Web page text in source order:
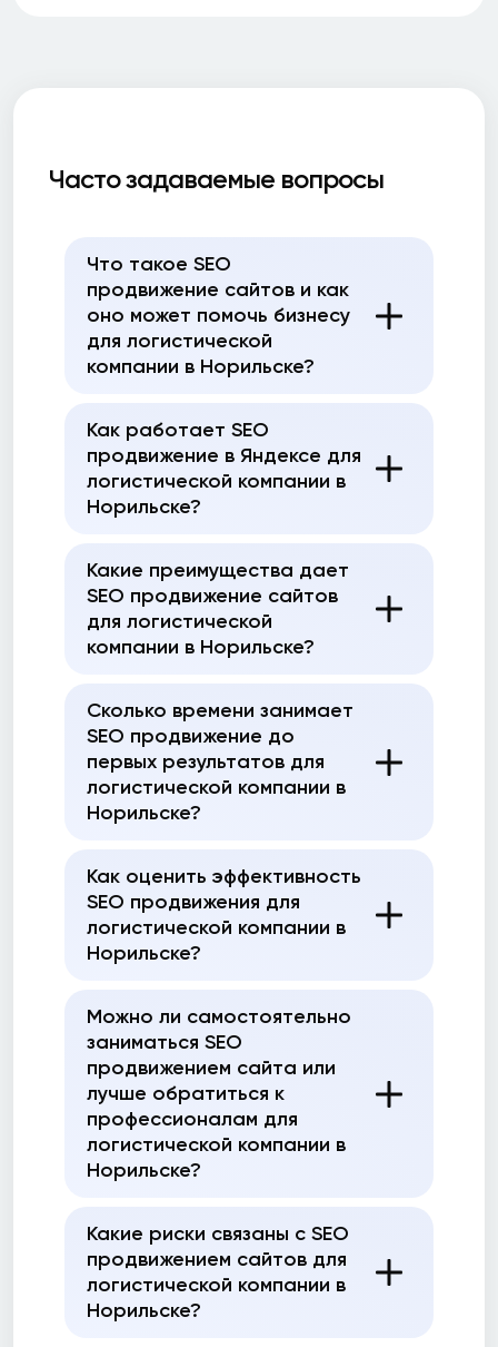
Часто задаваемые вопросы
Что такое SEO
продвижение сайтов и как
оно может помочь бизнесу
для логистической
компании в Норильске?
Как работает SEO
продвижение в Яндексе для
логистической компании в
Норильске?
Какие преимущества дает
SEO продвижение сайтов
для логистической
компании в Норильске?
Сколько времени занимает
SEO продвижение до
первых результатов для
логистической компании в
Норильске?
Как оценить эффективность
SEO продвижения для
логистической компании в
Норильске?
Можно ли самостоятельно
заниматься SEO
продвижением сайта или
лучше обратиться к
профессионалам для
логистической компании в
Норильске?
Какие риски связаны с SEO
продвижением сайтов для
логистической компании в
Норильске?